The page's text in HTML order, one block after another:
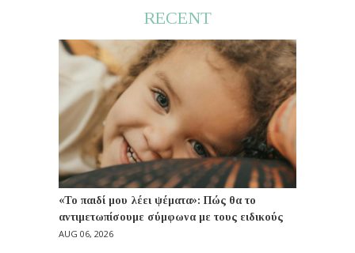
RECENT
«Το παιδί μου λέει ψέματα»: Πώς θα το
αντιμετωπίσουμε σύμφωνα με τους ειδικούς
AUG 06, 2026